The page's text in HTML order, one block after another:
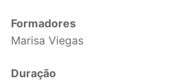
Legislação
Formadores
Marisa Viegas
Duração